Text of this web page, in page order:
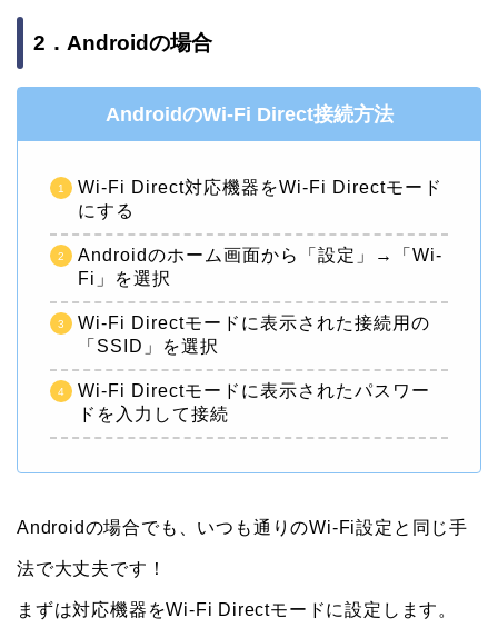
2．Androidの場合
AndroidのWi-Fi Direct接続方法
Wi-Fi Direct対応機器をWi-Fi Directモード
にする
Androidのホーム画面から「設定」→「Wi-
Fi」を選択
Wi-Fi Directモードに表示された接続用の
「SSID」を選択
Wi-Fi Directモードに表示されたパスワー
ドを入力して接続
Androidの場合でも、いつも通りのWi-Fi設定と同じ手
法で大丈夫です！
まずは対応機器をWi-Fi Directモードに設定します。